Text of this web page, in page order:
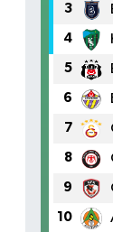
3
4
5
6
7
8
9
10